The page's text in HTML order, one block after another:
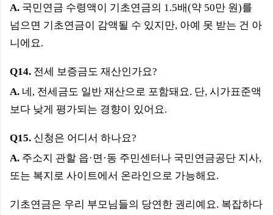
A. 국민연금 수령액이 기초연금의 1.5배(약 50만 원)를
넘으면 기초연금이 감액될 수 있지만, 아예 못 받는 건 아
니에요.
Q14. 전세 보증금도 재산인가요?
A. 네, 전세금도 일반 재산으로 포함돼요. 단, 시가표준액
보다 낮게 평가되는 경향이 있어요.
Q15. 신청은 어디서 하나요?
A. 주소지 관할 읍·면·동 주민센터나 국민연금공단 지사,
또는 복지로 사이트에서 온라인으로 가능해요.
기초연금은 우리 부모님들의 당연한 권리예요. 복잡하다